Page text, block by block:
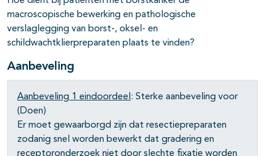
open- en dichtklappen
open- en dichtklappen
open- en dichtklappen
macroscopische bewerking en pathologische
verslaglegging van borst-, oksel- en
schildwachtklierpreparaten plaats te vinden?
Aanbeveling
Aanbeveling 1 eindoordeel : Sterke aanbeveling voor
(Doen)
Er moet gewaarborgd zijn dat resectiepreparaten
zodanig snel worden bewerkt dat gradering en
receptoronderzoek niet door slechte fixatie worden